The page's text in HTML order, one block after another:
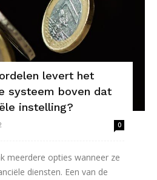
levert het
systeem boven dat
instelling?
0
meerdere opties wanneer ze
diensten. Een van de